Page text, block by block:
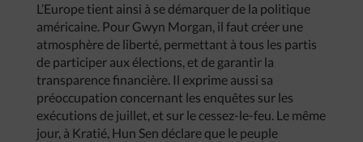
L’Europe tient ainsi à se démarquer de la politique
américaine. Pour Gwyn Morgan, il faut créer une
atmosphère de liberté, permettant à tous les partis
de participer aux élections, et de garantir la
transparence financière. Il exprime aussi sa
préoccupation concernant les enquêtes sur les
exécutions de juillet, et sur le cessez-le-feu. Le même
jour, à Kratié, Hun Sen déclare que le peuple